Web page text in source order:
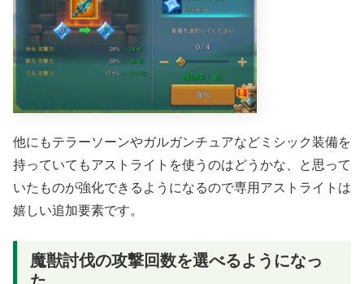
他にもテラーソーンやガルガンチュアなどミシック装備を
持っていてもアストライトを使うのはどうかな、と思って
いたものが強化できるようになるので専用アストライトは
嬉しい追加要素です。
魔獣討伐の攻撃回数を選べるようになっ
た